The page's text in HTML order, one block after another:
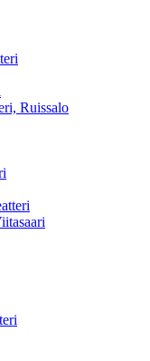
Ruissalo